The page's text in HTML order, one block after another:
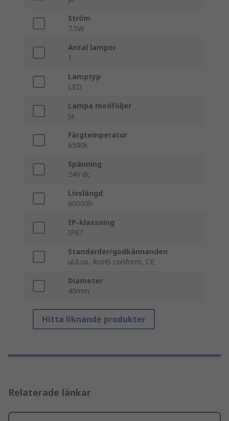
Ström
7.5W
Antal lampor
1
Lamptyp
LED
Lampa medföljer
Ja
Färgtemperatur
6500k
Spänning
24V dc
Livslängd
60000h
IP-klassning
IP67
Standarder/godkännanden
uULus, RoHS conform, CE
Diameter
40mm
Hitta liknande produkter
Relaterade länkar